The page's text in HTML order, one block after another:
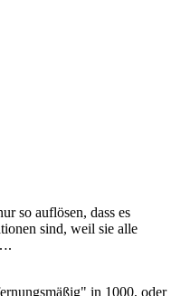
so auflösen, dass es
sind, weil sie alle
in 1000, oder